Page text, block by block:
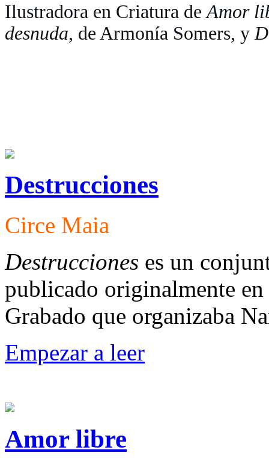
Ilustradora en Criatura de Amor
desnuda, de Armonía Somers, y
Destrucciones
Circe Maia
Destrucciones es un
publicado originalmente
Grabado que organizaba
Empezar a leer
Amor libre